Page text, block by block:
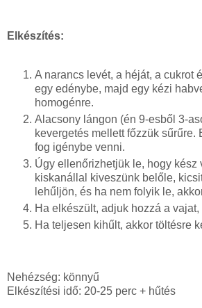
Elkészítés:
A narancs levét, a héját, a cukrot
egy edénybe, majd egy kézi
homogénre.
Alacsony lángon (én 9-esből 3-
kevergetés mellett főzzük sűrűre.
fog igénybe venni.
Úgy ellenőrizhetjük le, hogy kész
kiskanállal kiveszünk belőle,
lehűljön, és ha nem folyik le,
Ha elkészült, adjuk hozzá a
Ha teljesen kihűlt, akkor töltésre
Nehézség: könnyű
Elkészítési idő: 20-25 perc + hűtés